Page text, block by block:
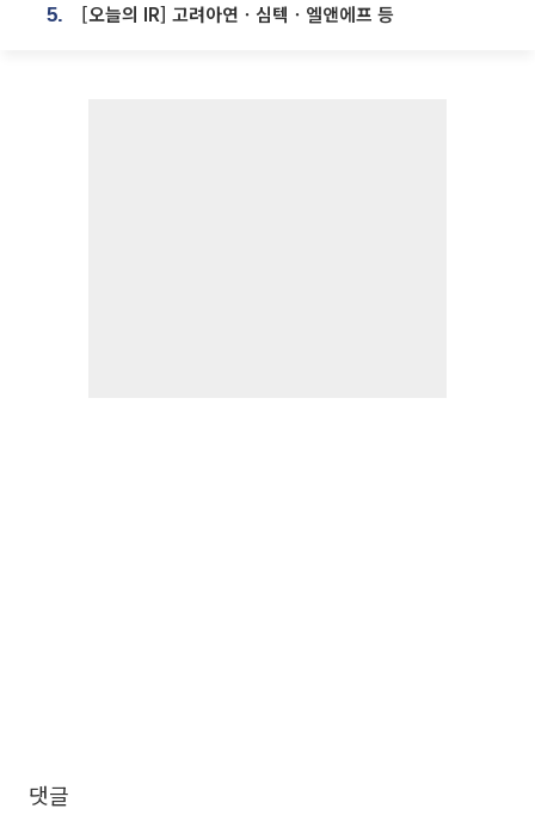
5. [오늘의 IR] 고려아연ㆍ심텍ㆍ엘앤에프 등
댓글